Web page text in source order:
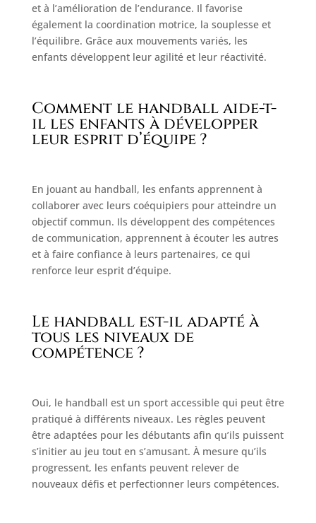
et à l’amélioration de l’endurance. Il favorise
également la coordination motrice, la souplesse et
l’équilibre. Grâce aux mouvements variés, les
enfants développent leur agilité et leur réactivité.
Comment le handball aide-t-
il les enfants à développer
leur esprit d’équipe ?
En jouant au handball, les enfants apprennent à
collaborer avec leurs coéquipiers pour atteindre un
objectif commun. Ils développent des compétences
de communication, apprennent à écouter les autres
et à faire confiance à leurs partenaires, ce qui
renforce leur esprit d’équipe.
Le handball est-il adapté à
tous les niveaux de
compétence ?
Oui, le handball est un sport accessible qui peut être
pratiqué à différents niveaux. Les règles peuvent
être adaptées pour les débutants afin qu’ils puissent
s’initier au jeu tout en s’amusant. À mesure qu’ils
progressent, les enfants peuvent relever de
nouveaux défis et perfectionner leurs compétences.